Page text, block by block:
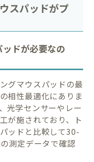
スパッドがプ
ドが必要なの
グマウスパッドの最
相性最適化にありま
光学センサーやレー
が施されており、ト
ッドと比較して30-
測定データで確認